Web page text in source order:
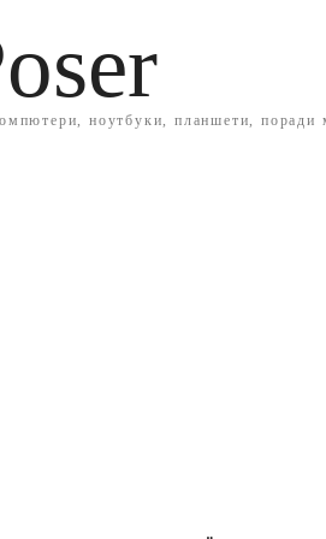
ноутбуки, планшети, поради